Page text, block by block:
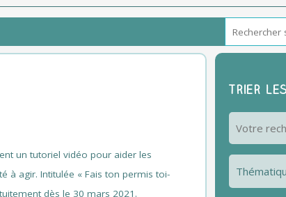
un tutoriel vidéo pour aider les
à agir. Intitulée « Fais ton permis toi-
dès le 30 mars 2021.
Trier